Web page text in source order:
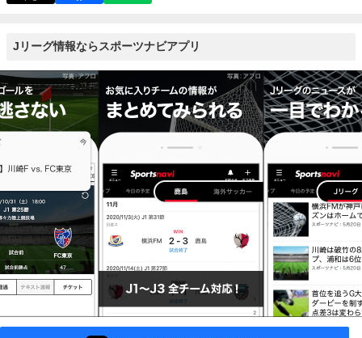
Jリーグ情報ならスポーツナビアプリ